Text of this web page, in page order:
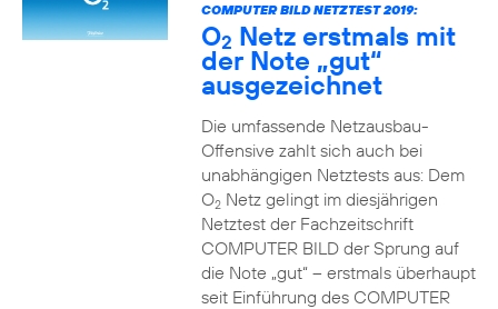
COMPUTER BILD NETZTEST 2019:
O2 Netz erstmals mit
der Note „gut“
ausgezeichnet
Die umfassende Netzausbau-
Offensive zahlt sich auch bei
unabhängigen Netztests aus: Dem
O2Netz gelingt im diesjährigen
Netztest der Fachzeitschrift
COMPUTER BILD der Sprung auf
die Note „gut“ – erstmals überhaupt
seit Einführung des COMPUTER